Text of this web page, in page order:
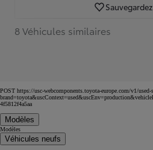
Sauvegardez
8 Véhicules similaires
POST https://usc-webcomponents.toyota-europe.com/v1/used-
4f5812f4a5aa
Modèles
Modèles
Véhicules neufs